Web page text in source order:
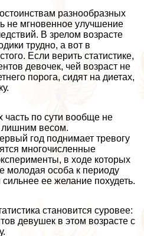
разнообразных
не мгновенное улучшение
В зрелом возрасте
трудно, а вот в
Если верить статистике,
девочек, чей возраст не
порога, сидят на диетах,
часть по сути вообще не
весом.
год поднимает тревогу
многочисленные
в ходе которых
молодая особа к периоду
ее желание похудеть.
становится суровее:
дeвyшек в этом возрасте с